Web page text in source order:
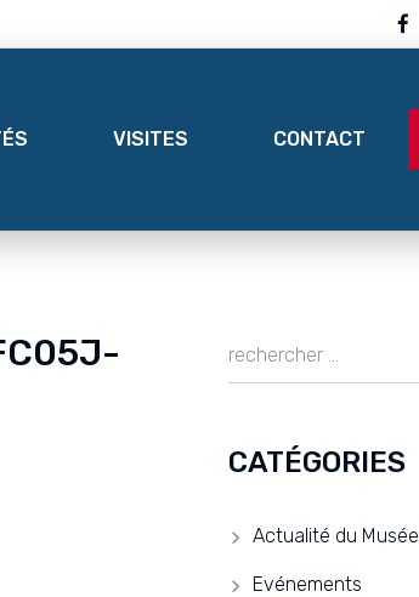
VISITES CONTACT
CATÉGORIES
Actualité du Musée
Evénements